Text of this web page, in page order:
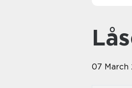
07 March